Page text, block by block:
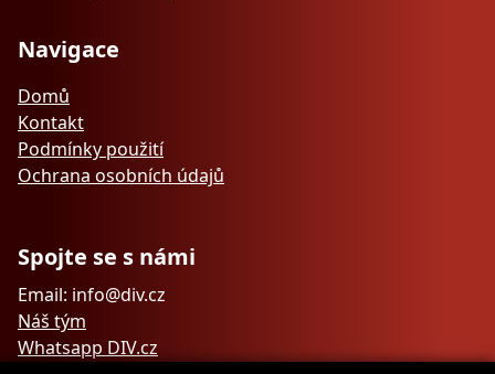
Navigace
Domů
Kontakt
Podmínky použití
Ochrana osobních údajů
Spojte se s námi
Email: info@div.cz
Náš tým
Whatsapp DIV.cz